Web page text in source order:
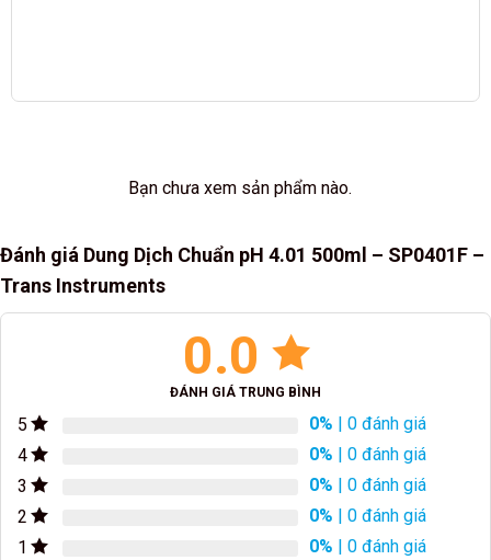
Bạn chưa xem sản phẩm nào.
Đánh giá Dung Dịch Chuẩn pH 4.01 500ml – SP0401F –
Trans Instruments
0.0
ĐÁNH GIÁ TRUNG BÌNH
5 0% | 0 đánh giá
4
0% | 0 đánh giá
3
0% | 0 đánh giá
2
0% | 0 đánh giá
1
0% | 0 đánh giá